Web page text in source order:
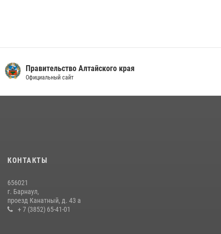
Правительство Алтайского края
Официальный сайт
КОНТАКТЫ
656021
г. Барнаул,
проезд Канатный, д. 43 а
+ 7 (3852) 65-41-01